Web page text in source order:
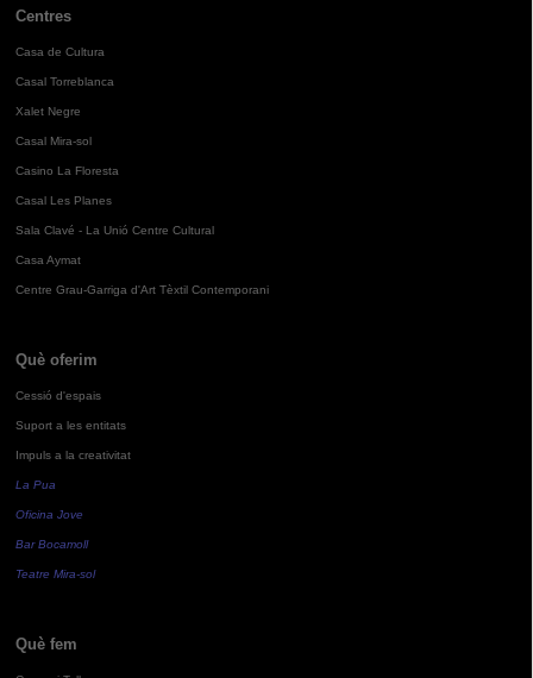
Centres
Casa de Cultura
Casal Torreblanca
Xalet Negre
Casal Mira-sol
Casino La Floresta
Casal Les Planes
Sala Clavé - La Unió Centre Cultural
Casa Aymat
Centre Grau-Garriga d'Art Tèxtil Contemporani
Què oferim
Cessió d'espais
Suport a les entitats
Impuls a la creativitat
La Pua
Oficina Jove
Bar Bocamoll
Teatre Mira-sol
Què fem